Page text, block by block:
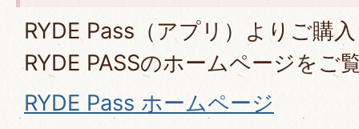
RYDE Pass（アプリ）よりご購
RYDE PASSのホームページをご
RYDE Pass ホームページ